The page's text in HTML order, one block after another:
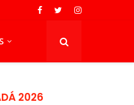
2026